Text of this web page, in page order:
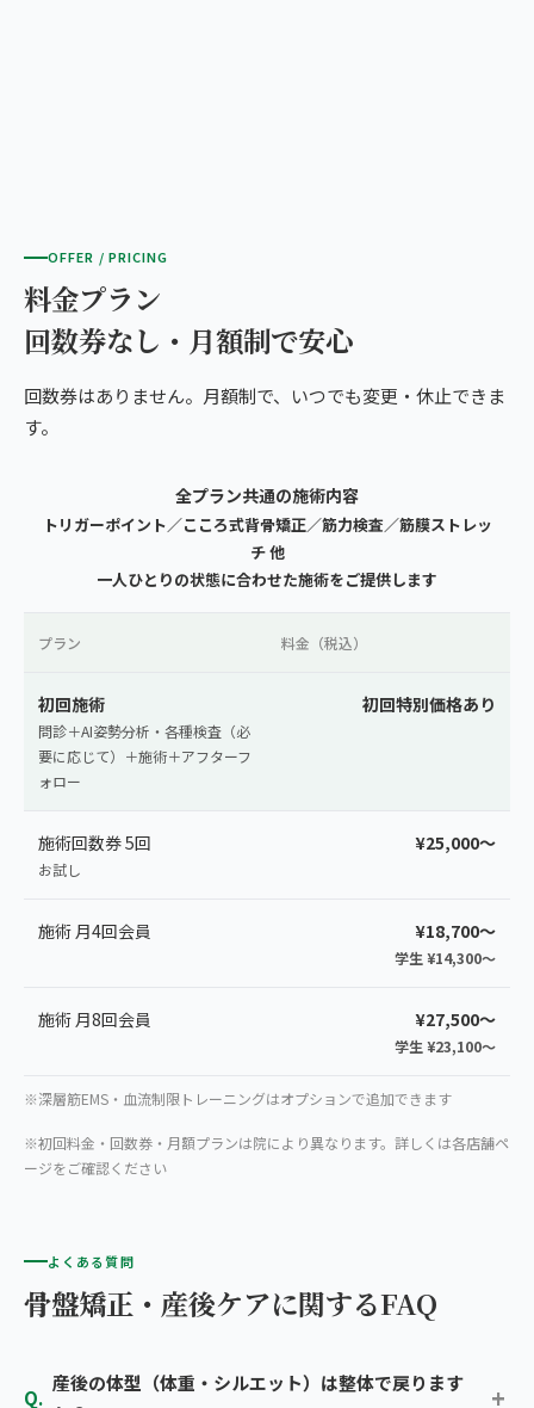
OFFER / PRICING
料金プラン
回数券なし・月額制で安心
回数券はありません。月額制で、いつでも変更・休止できま
す。
全プラン共通の施術内容
トリガーポイント／こころ式背骨矯正／筋力検査／筋膜ストレッ
チ 他
一人ひとりの状態に合わせた施術をご提供します
プラン 料金（税込）
初回施術
問診＋AI姿勢分析・各種検査（必
要に応じて）＋施術＋アフターフ
ォロー
初回特別価格あり
施術回数券 5回
お試し
¥25,000〜
施術 月4回会員 ¥18,700〜
学生 ¥14,300〜
施術 月8回会員 ¥27,500〜
学生 ¥23,100〜
※深層筋EMS・血流制限トレーニングはオプションで追加できます
※初回料金・回数券・月額プランは院により異なります。詳しくは各店舗ペ
ージをご確認ください
よくある質問
骨盤矯正・産後ケアに関するFAQ
産後の体型（体重・シルエット）は整体で戻ります